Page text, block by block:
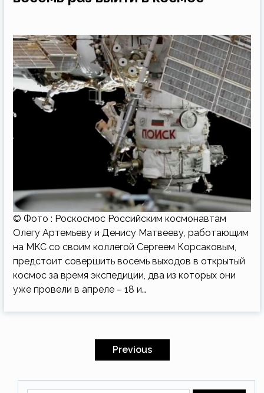
© Фото : Роскосмос Российским космонавтам
Олегу Артемьеву и Денису Матвееву, работающим
на МКС со своим коллегой Сергеем Корсаковым,
предстоит совершить восемь выходов в открытый
космос за время экспедиции, два из которых они
уже провели в апреле – 18 и…
Previous